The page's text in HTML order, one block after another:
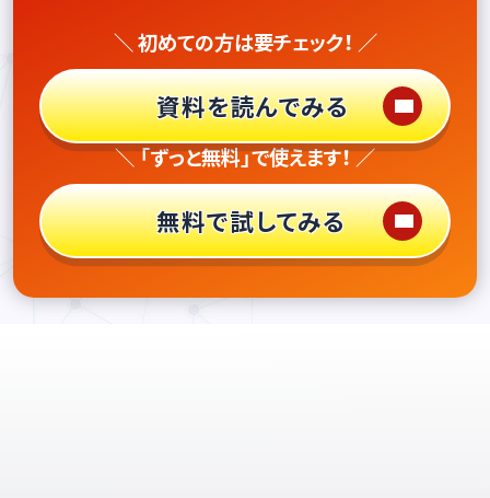
＼ 初めての方は要チェック！ ／
資料を読んでみる
＼ 「ずっと無料」で使えます！ ／
無料で試してみる